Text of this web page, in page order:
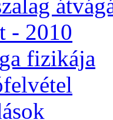
- 2010
fi­zi­ká­ja